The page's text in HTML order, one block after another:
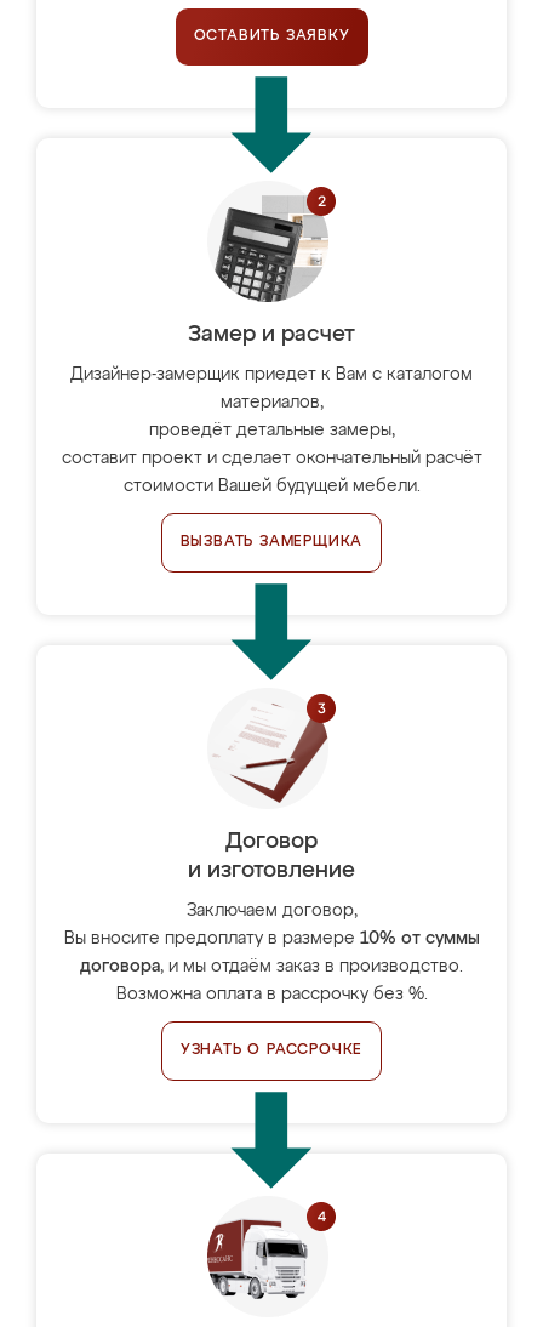
ОСТАВИТЬ ЗАЯВКУ
Замер и расчет
Дизайнер-замерщик приедет к Вам с каталогом
материалов,
проведёт детальные замеры,
составит проект и сделает окончательный расчёт
стоимости Вашей будущей мебели.
ВЫЗВАТЬ ЗАМЕРЩИКА
Договор
и изготовление
Заключаем договор,
Вы вносите предоплату в размере 10% от суммы
договора, и мы отдаём заказ в производство.
Возможна оплата в рассрочку без %.
УЗНАТЬ О РАССРОЧКЕ